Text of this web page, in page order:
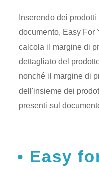
Inserendo dei prodotti
documento, Easy For
calcola il margine di
dettagliato del
nonché il margine di
dell'insieme dei
presenti sul
Easy